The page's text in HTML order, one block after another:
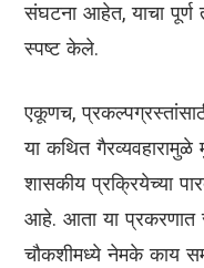
संघटना आहेत, याचा
स्पष्ट केले.
एकूणच,
या कथित गैरव्यवहारामुळे
शासकीय प्रक्रियेच्या
आहे. आता या प्रकरणात
चौकशीमध्ये नेमके काय